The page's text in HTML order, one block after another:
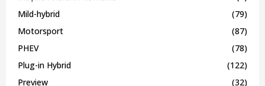
Mild-hybrid
(79)
Motorsport
(87)
PHEV
(78)
Plug-in Hybrid
(122)
Preview
(32)